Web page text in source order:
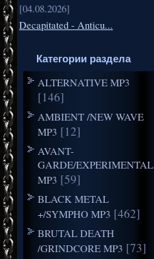
[04.08.2026]
Decapitated - Anticu...
Категории раздела
ALTERNATIVE MP3
[146]
AMBIENT /NEW WAVE
MP3 [12]
AVANT-
GARDE/EXPERIMENTAL
MP3 [59]
BLACK METAL
+/SYMPHO MP3 [462]
BRUTAL DEATH
/GRINDCORE MP3 [73]